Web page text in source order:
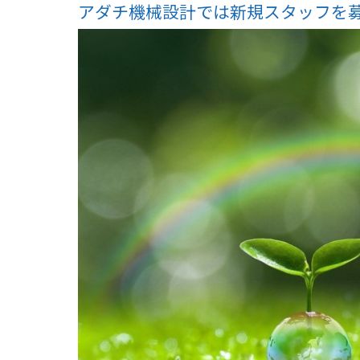
アダチ機械設計では新規スタッフを